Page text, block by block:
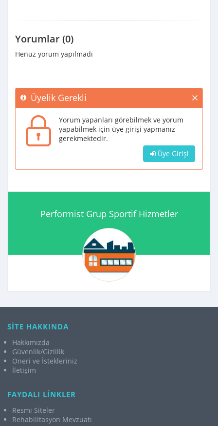
Yorumlar (0)
Henüz yorum yapılmadı
Üyelik Gerekli
Yorum yapanları görebilmek ve yorum
yapabilmek için üye girişi yapmanız
gerekmektedir.
Üye Girişi
Performist Grup Sportif Hizmetler
SİTE HAKKINDA
Hakkımızda
Güvenlik/Gizlilik
Öneri ve İstekleriniz
İletişim
FAYDALI LİNKLER
Resmi Siteler
Rehabilitasyon Mevzuatı